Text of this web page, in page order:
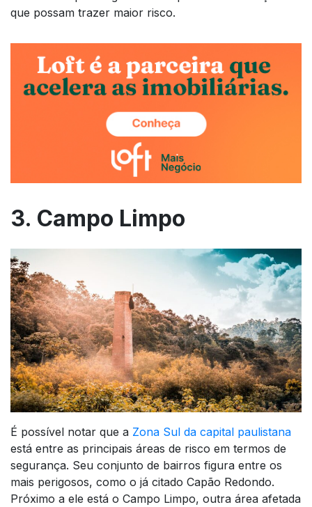
que possam trazer maior risco.
3. Campo Limpo
É possível notar que a Zona Sul da capital paulistana
está entre as principais áreas de risco em termos de
segurança. Seu conjunto de bairros figura entre os
mais perigosos, como o já citado Capão Redondo.
Próximo a ele está o Campo Limpo, outra área afetada